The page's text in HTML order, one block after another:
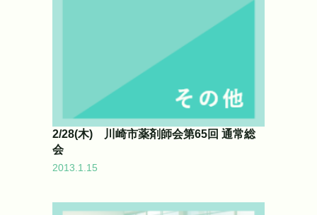
2/28(木) 川崎市薬剤師会第65回 通常総
会
2013.1.15